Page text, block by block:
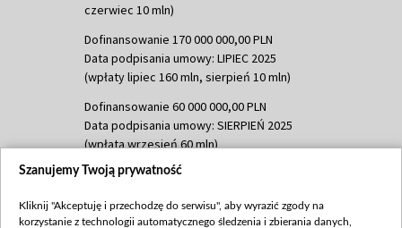
czerwiec 10 mln)
Dofinansowanie 170 000 000,00 PLN
Data podpisania umowy: LIPIEC 2025
(wpłaty lipiec 160 mln, sierpień 10 mln)
Dofinansowanie 60 000 000,00 PLN
Data podpisania umowy: SIERPIEŃ 2025
(wpłata wrzesień 60 mln)
Dofinansowanie 635 783 051,21 PLN
(wpłata wrzesień 100 mln, październik 350
Szanujemy Twoją prywatność
Kliknij "Akceptuję i przechodzę do serwisu", aby wyrazić zgody na
korzystanie z technologii automatycznego śledzenia i zbierania danych,